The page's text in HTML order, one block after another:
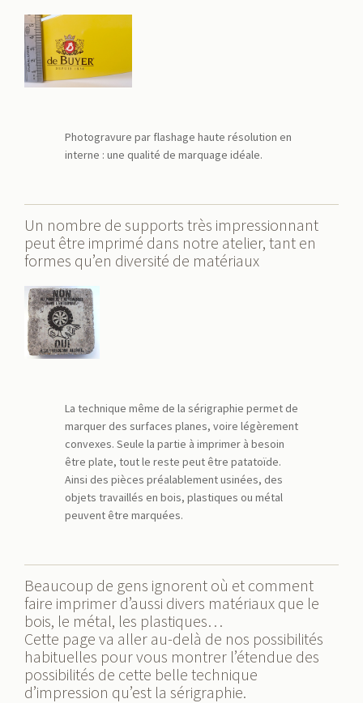
Photogravure par flashage haute résolution en
interne : une qualité de marquage idéale.
Un nombre de supports très impressionnant
peut être imprimé dans notre atelier, tant en
formes qu’en diversité de matériaux
La technique même de la sérigraphie permet de
marquer des surfaces planes, voire légèrement
convexes. Seule la partie à imprimer à besoin
être plate, tout le reste peut être patatoïde.
Ainsi des pièces préalablement usinées, des
objets travaillés en bois, plastiques ou métal
peuvent être marquées.
Beaucoup de gens ignorent où et comment
faire imprimer d’aussi divers matériaux que le
bois, le métal, les plastiques…
Cette page va aller au-delà de nos possibilités
habituelles pour vous montrer l’étendue des
possibilités de cette belle technique
d’impression qu’est la sérigraphie.